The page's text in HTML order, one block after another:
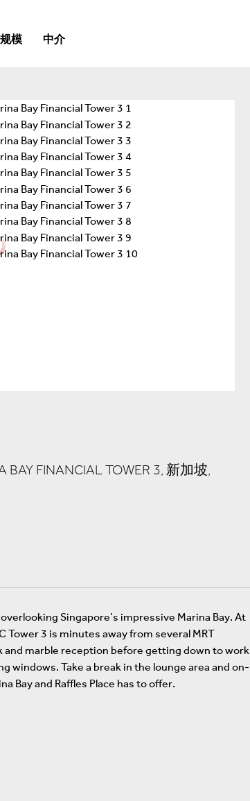
模 中介
FINANCIAL TOWER 3, 新加坡,
Singapore’s impressive Marina Bay. At
Tower 3 is minutes away from several MRT
marble reception before getting down to work
Take a break in the lounge area and on-
Bay and Raffles Place has to offer.